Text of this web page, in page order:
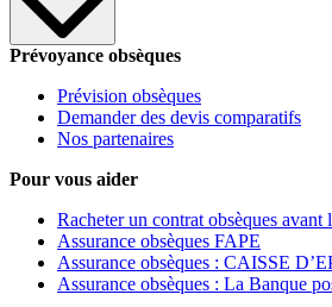
Prévoyance obsèques
Prévision obsèques
Demander des devis comparatifs
Nos partenaires
Pour vous aider
Racheter un contrat obsèques avant
Assurance obsèques FAPE
Assurance obsèques : CAISSE
Assurance obsèques : La Banque